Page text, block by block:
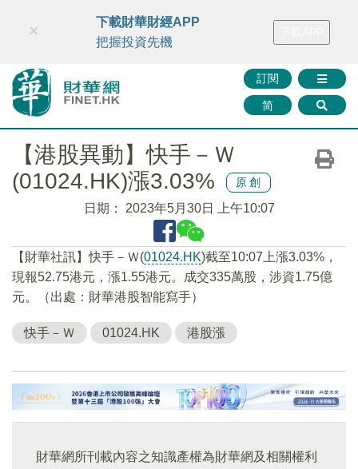
財華智庫網 FINTV FINMETA 財華證券 媒體矩陣
訂閱
简
×
下載財華財經APP
把握投資先機
【港股異動】快手－Ｗ
(01024.HK)漲3.03%
原創
日期： 2023年5月30日 上午10:07
【財華社訊】快手－Ｗ(01024.HK)截至10:07上漲3.03%，
現報52.75港元，漲1.55港元。成交335萬股，涉資1.75億
元。（出處：財華港股智能寫手）
快手－Ｗ 01024.HK 港股漲
財華網所刊載內容之知識產權為財華網及相關權利